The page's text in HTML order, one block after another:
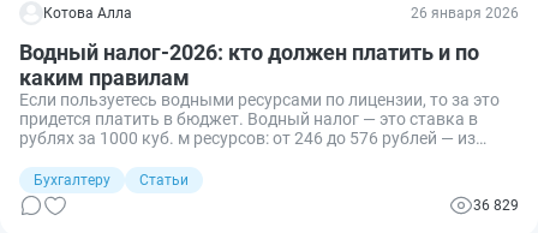
Котова Алла 26 января 2026
Водный налог-2026: кто должен платить и по
каким правилам
Если пользуетесь водными ресурсами по лицензии, то за это
придется платить в бюджет. Водный налог — это ставка в
рублях за 1000 куб. м ресурсов: от 246 до 576 рублей — из
объектов. Тарифы отличаются по видам ресурсов,
экономическому признаку и территориальному
расположению.
Бухгалтеру
Статьи
36 829